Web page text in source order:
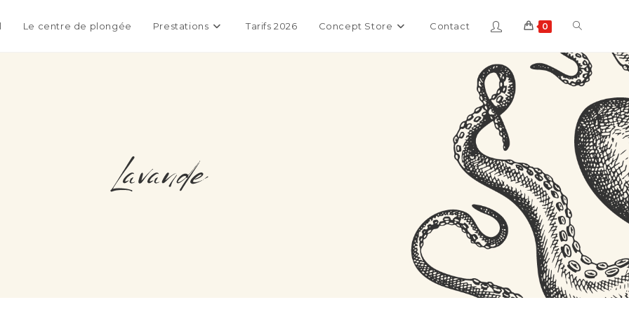
Le centre de plongée Prestations Tarifs 2026 Concept Store Contact 0 Toggle
website
search
Lavande